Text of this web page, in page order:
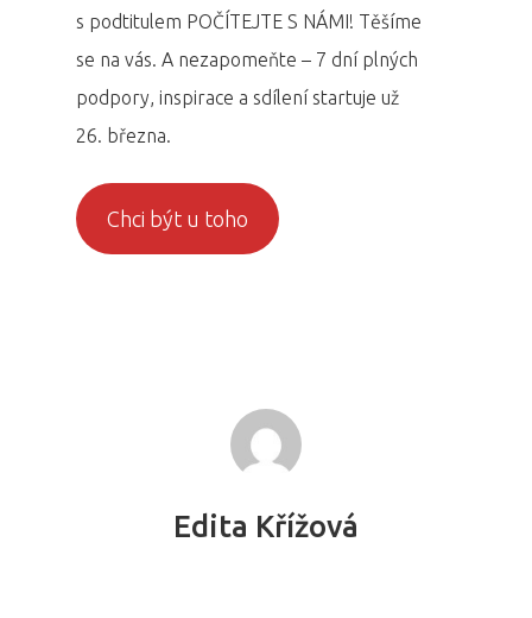
s podtitulem POČÍTEJTE S NÁMI! Těšíme
se na vás. A nezapomeňte – 7 dní plných
podpory, inspirace a sdílení startuje už
26. března.
Chci být u toho
Edita Křížová